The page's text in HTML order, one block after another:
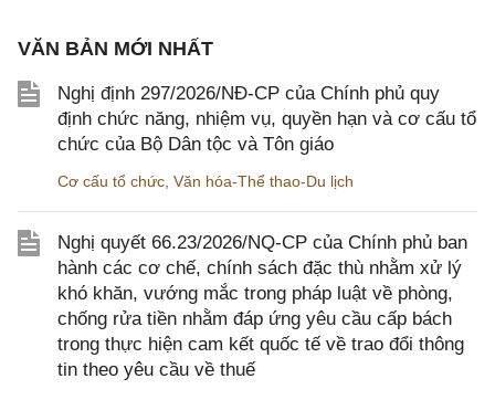
VĂN BẢN MỚI NHẤT
Nghị định 297/2026/NĐ-CP của Chính phủ quy
định chức năng, nhiệm vụ, quyền hạn và cơ cấu tổ
chức của Bộ Dân tộc và Tôn giáo
Cơ cấu tổ chức, Văn hóa-Thể thao-Du lịch
Nghị quyết 66.23/2026/NQ-CP của Chính phủ ban
hành các cơ chế, chính sách đặc thù nhằm xử lý
khó khăn, vướng mắc trong pháp luật về phòng,
chống rửa tiền nhằm đáp ứng yêu cầu cấp bách
trong thực hiện cam kết quốc tế về trao đổi thông
tin theo yêu cầu về thuế